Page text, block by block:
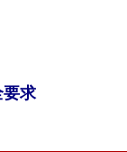
求